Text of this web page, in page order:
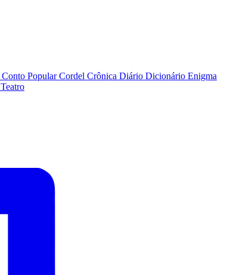
Conto PopularCordel Crônica Diário Dicionário Enigma
Teatro